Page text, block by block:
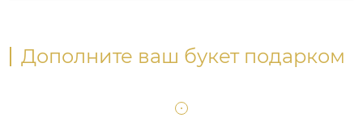
Дополните ваш букет подарком